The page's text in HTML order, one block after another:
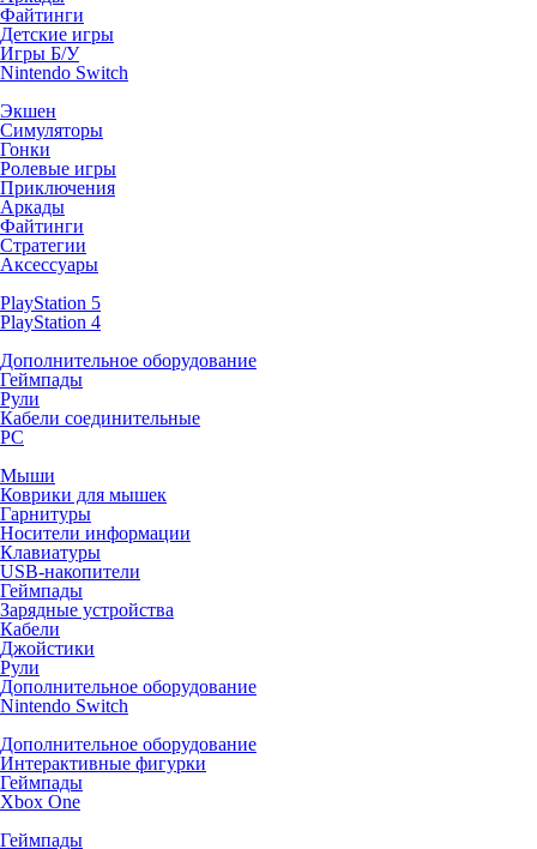
Файтинги
Детские игры
Игры Б/У
Nintendo Switch
Экшен
Симуляторы
Гонки
Ролевые игры
Приключения
Аркады
Файтинги
Стратегии
Аксессуары
PlayStation 5
PlayStation 4
Дополнительное оборудование
Геймпады
Рули
Кабели соединительные
PC
Мыши
Коврики для мышек
Гарнитуры
Носители информации
Клавиатуры
USB-накопители
Геймпады
Зарядные устройства
Кабели
Джойстики
Рули
Дополнительное оборудование
Nintendo Switch
Дополнительное оборудование
Интерактивные фигурки
Геймпады
Xbox One
Геймпады